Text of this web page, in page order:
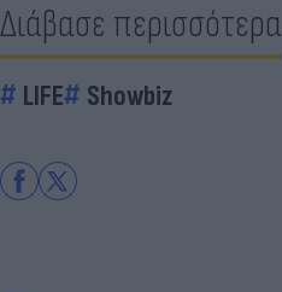
Διάβασε περισσότερα
LIFE Showbiz